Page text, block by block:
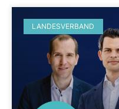
LANDESVERBAND